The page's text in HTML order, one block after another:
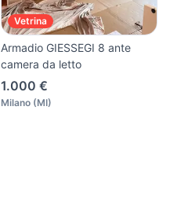
Vetrina
Armadio GIESSEGI 8 ante
camera da letto
1.000 €
Milano (MI)